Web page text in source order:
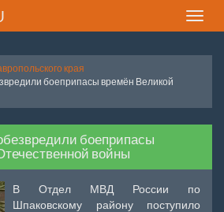
Toggle
края
боеприпасы времён Великой
боеприпасы
войны
В Отдел МВД России по
Шпаковскому району поступило